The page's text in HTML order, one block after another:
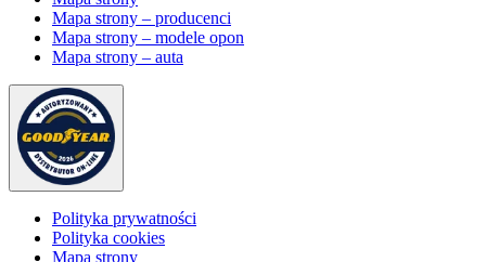
Mapa strony – producenci
Mapa strony – modele opon
Mapa strony – auta
Polityka prywatności
Polityka cookies
Mapa strony